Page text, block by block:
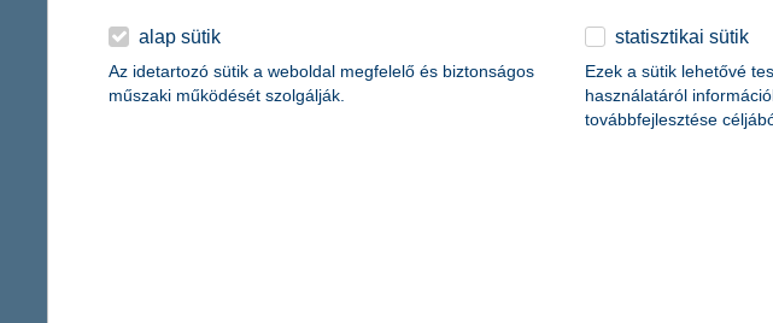
Főbb adataink:
alap sütik
Az idetartozó sütik a weboldal megfelelő és biztonságos
műszaki működését szolgálják.
statisztikai sütik
Ezek a sütik lehetővé
használatáról
továbbfejlesztése